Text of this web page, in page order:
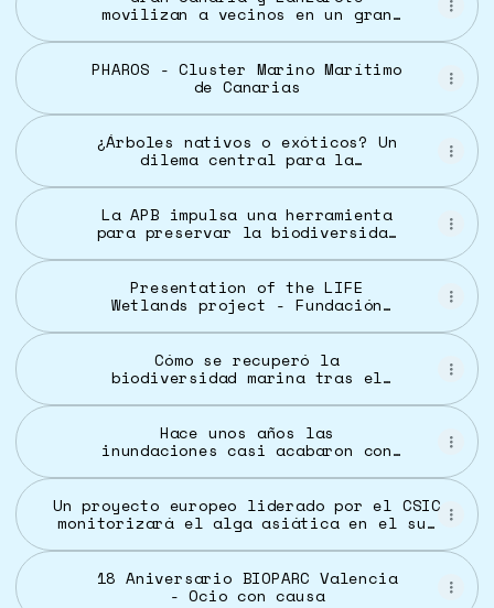
movilizan a vecinos en un gran
PHAROS - Cluster Marino Marítimo
de Canarias
¿Árboles nativos o exóticos? Un
dilema central para la
vida - CIFOR-ICRAF Forests News
La APB impulsa una herramienta
para preservar la biodiversidad
Presentation of the LIFE
Wetlands project - Fundación
Cómo se recuperó la
biodiversidad marina tras el
asteroide hace 66 millones de
años - Infobae
Hace unos años las
inundaciones casi acabaron con
Indonesia... Pero no todo está
perdido
Un proyecto europeo liderado por el CSIC
monitorizará el alga asiática en el sur
Investigaciones Científicas
18 Aniversario BIOPARC Valencia
- Ocio con causa